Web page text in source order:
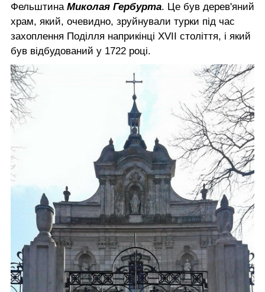
Фельштина Миколая Гербурта. Це був дерев'яний
храм, який, очевидно, зруйнували турки під час
захоплення Поділля наприкінці XVII століття, і який
був відбудований у 1722 році.